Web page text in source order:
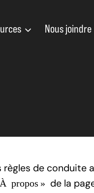
Nous joindre
de conduite
À propos » de la